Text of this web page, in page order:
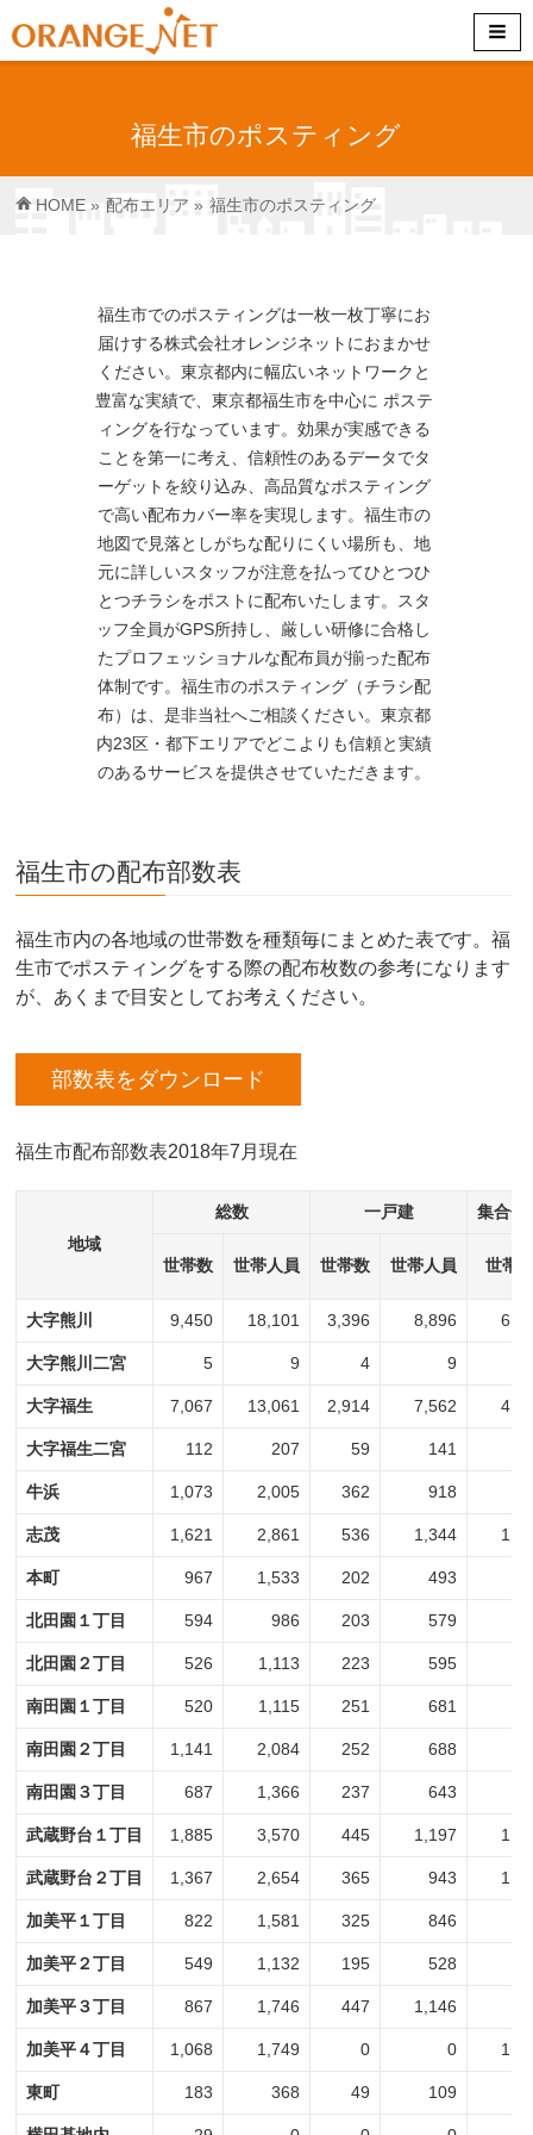
福生市のポスティング
HOME » 配布エリア » 福生市のポスティング
福生市でのポスティングは一枚一枚丁寧にお
届けする株式会社オレンジネットにおまかせ
ください。東京都内に幅広いネットワークと
豊富な実績で、東京都福生市を中心に ポステ
ィングを行なっています。効果が実感できる
ことを第一に考え、信頼性のあるデータでタ
ーゲットを絞り込み、高品質なポスティング
で高い配布カバー率を実現します。福生市の
地図で見落としがちな配りにくい場所も、地
元に詳しいスタッフが注意を払ってひとつひ
とつチラシをポストに配布いたします。スタ
ッフ全員がGPS所持し、厳しい研修に合格し
たプロフェッショナルな配布員が揃った配布
体制です。福生市のポスティング（チラシ配
布）は、是非当社へご相談ください。東京都
内23区・都下エリアでどこよりも信頼と実績
のあるサービスを提供させていただきます。
福生市の配布部数表
福生市内の各地域の世帯数を種類毎にまとめた表です。福
生市でポスティングをする際の配布枚数の参考になります
が、あくまで目安としてお考えください。
部数表をダウンロード
福生市配布部数表2018年7月現在
地域
総数 一戸建 集合住
世帯数 世帯人員 世帯数 世帯人員 世帯
大字熊川 9,450 18,101 3,396 8,896
大字熊川二宮 5 9 4 9
大字福生 7,067 13,061 2,914 7,562
大字福生二宮 112 207 59 141
牛浜 1,073 2,005 362 918
志茂 1,621 2,861 536 1,344
本町 967 1,533 202 493
北田園１丁目 594 986 203 579
北田園２丁目 526 1,113 223 595
南田園１丁目 520 1,115 251 681
南田園２丁目 1,141 2,084 252 688
南田園３丁目 687 1,366 237 643
武蔵野台１丁目 1,885 3,570 445 1,197
武蔵野台２丁目 1,367 2,654 365 943
加美平１丁目 822 1,581 325 846
加美平２丁目 549 1,132 195 528
加美平３丁目 867 1,746 447 1,146
加美平４丁目 1,068 1,749 0 0
東町 183 368 49 109